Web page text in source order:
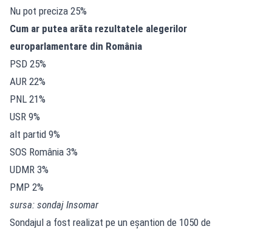
Nu pot preciza 25%
Cum ar putea arăta rezultatele alegerilor
europarlamentare din România
PSD 25%
AUR 22%
PNL 21%
USR 9%
alt partid 9%
SOS România 3%
UDMR 3%
PMP 2%
sursa: sondaj Insomar
Sondajul a fost realizat pe un eşantion de 1050 de